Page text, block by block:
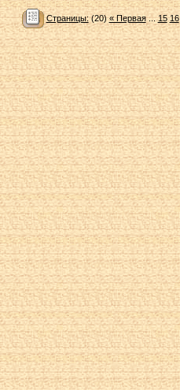
Страницы:(20)« Первая...15 16